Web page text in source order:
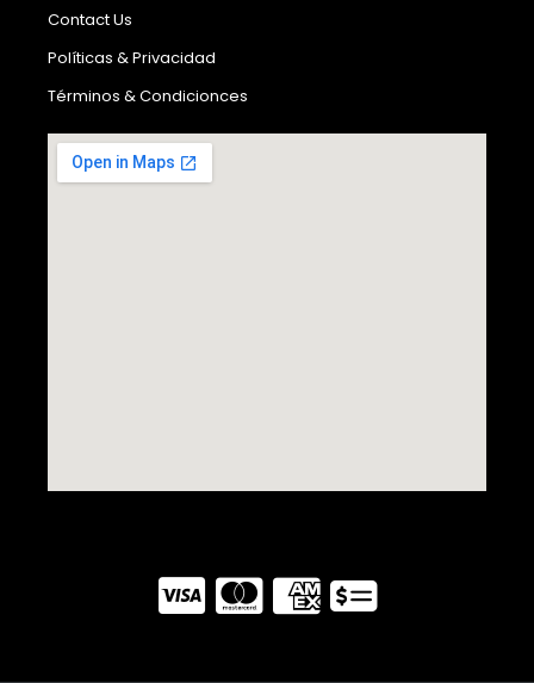
Contact Us
Políticas & Privacidad
Términos & Condicionces